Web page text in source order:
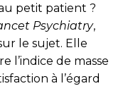
petit patient ?
Psychiatry,
le sujet. Elle
l’indice de masse
à l’égard